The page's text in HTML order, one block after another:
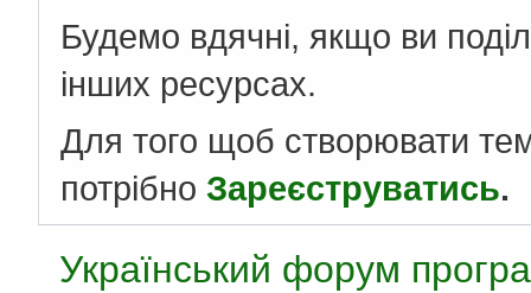
Будемо вдячні, якщо ви
інших ресурсах.
Для того щоб створювати
потрібно Зареєструватись.
Український форум